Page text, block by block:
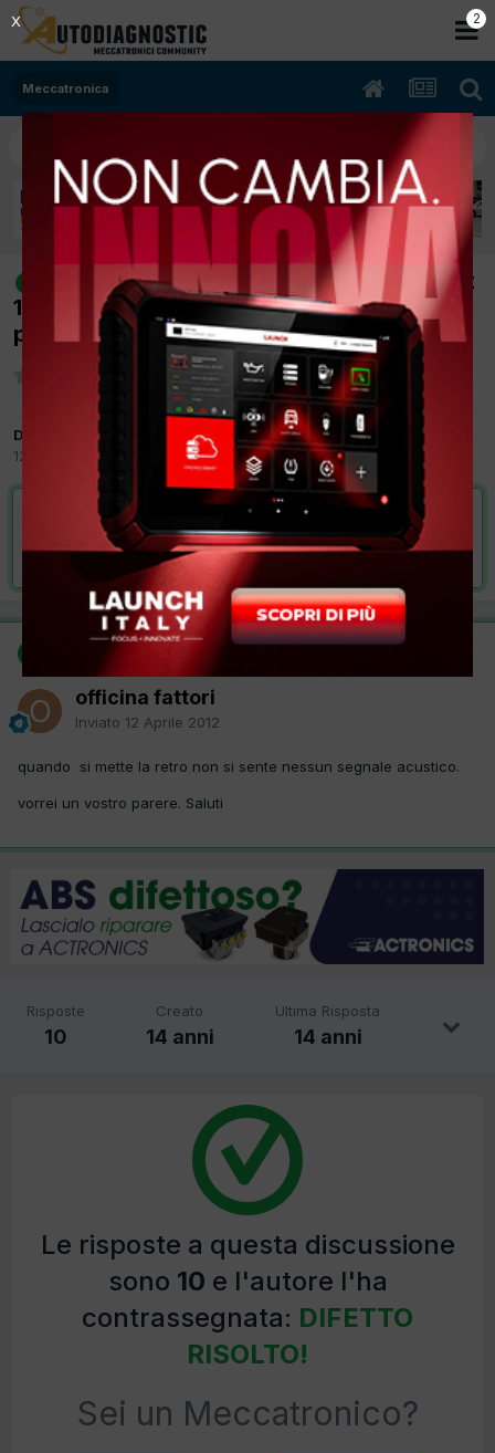
Meccatronica
[Discovery III 03/2005 2700cc 276dt
140Kw Diesel] non funzionano i sensori
parcheggio
Da officina fattori
12 Aprile 2012
Meccatronica
VAI ALLA SOLUZIONE
Risolta da officina fattori,
officina fattori
Inviato 12 Aprile 2012
quando si mette la retro non si sente nessun segnale acustico.
vorrei un vostro parere. Saluti
Risposte
10
Creato
14 anni
Ultima Risposta
14 anni
Le risposte a questa discussione
sono 10 e l'autore l'ha
contrassegnata: DIFETTO
RISOLTO!
Sei un Meccatronico?
1
X